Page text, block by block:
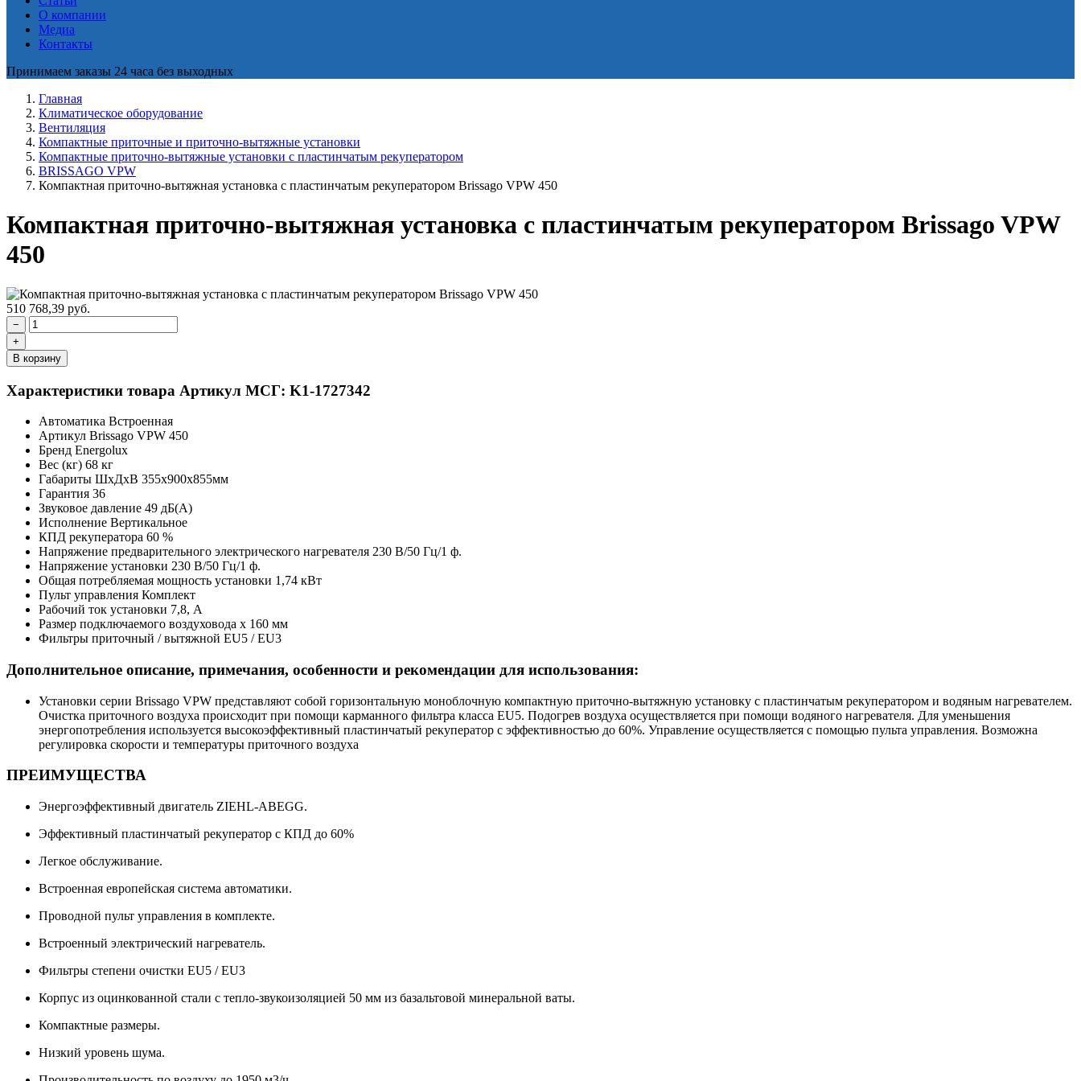
О компании
Медиа
Контакты
Принимаем заказы 24 часа без выходных
Главная
Климатическое оборудование
Вентиляция
Компактные приточные и приточно-вытяжные установки
Компактные приточно-вытяжные установки с пластинчатым рекуператором
BRISSAGO VPW
Компактная приточно-вытяжная установка с пластинчатым рекуператором Brissago VPW 450
Компактная приточно-вытяжная установка с пластинчатым рекуператором Brissago VPW
450
510 768,39 руб.
−
+
В корзину
Характеристики товара Артикул МСГ: K1-1727342
Автоматика Встроенная
Артикул Brissago VPW 450
Бренд Energolux
Вес (кг) 68 кг
Габариты ШхДхВ 355х900х855мм
Гарантия 36
Звуковое давление 49 дБ(А)
Исполнение Вертикальное
КПД рекуператора 60 %
Напряжение предварительного электрического нагревателя 230 В/50 Гц/1 ф.
Напряжение установки 230 В/50 Гц/1 ф.
Общая потребляемая мощность установки 1,74 кВт
Пульт управления Комплект
Рабочий ток установки 7,8, А
Размер подключаемого воздуховода х 160 мм
Фильтры приточный / вытяжной EU5 / EU3
Дополнительное описание, примечания, особенности и рекомендации для использования:
Установки серии Brissago VPW представляют собой горизонтальную моноблочную компактную приточно-вытяжную установку с пластинчатым рекуператором и водяным нагревателем.
Очистка приточного воздуха происходит при помощи карманного фильтра класса EU5. Подогрев воздуха осуществляется при помощи водяного нагревателя. Для уменьшения
энергопотребления используется высокоэффективный пластинчатый рекуператор с эффективностью до 60%. Управление осуществляется с помощью пульта управления. Возможна
регулировка скорости и температуры приточного воздуха
ПРЕИМУЩЕСТВА
Энергоэффективный двигатель ZIEHL-ABEGG.
Эффективный пластинчатый рекуператор с КПД до 60%
Легкое обслуживание.
Встроенная европейская система автоматики.
Проводной пульт управления в комплекте.
Встроенный электрический нагреватель.
Фильтры степени очистки EU5 / EU3
Корпус из оцинкованной стали с тепло-звукоизоляцией 50 мм из базальтовой минеральной ваты.
Компактные размеры.
Низкий уровень шума.